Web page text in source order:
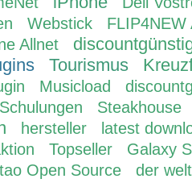
Webstick FLIP4NEW
Allnet
Tourismus
Musicload
Schulungen
Steakhouse
hersteller
latest
Topseller
Galaxy
Open Source
der welt